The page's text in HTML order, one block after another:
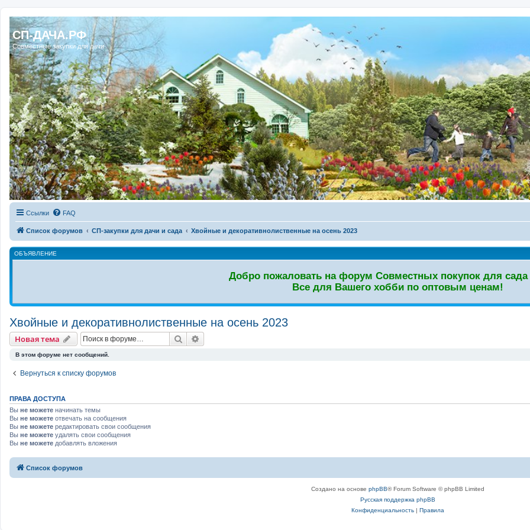
Регистрация
СП-ДАЧА.РФ
Совместные закупки для дачи
Ссылки FAQ
Список форумов СП-закупки для дачи и сада Хвойные и декоративнолиственные на осень 2023
ОБЪЯВЛЕНИЕ
Добро пожаловать на форум Совместных покупок для сада
Все для Вашего хобби по оптовым ценам!
Хвойные и декоративнолиственные на осень 2023
Новая тема
Новаятема Поиск
В этом форуме нет сообщений.
Вернуться к списку форумов
ПРАВА ДОСТУПА
Вы не можете начинать темы
Вы не можете отвечать на сообщения
Вы не можете редактировать свои сообщения
Вы не можете удалять свои сообщения
Вы не можете добавлять вложения
Список форумов
Связаться с
Создано на основе phpBB® Forum Software © phpBB Limited
Русская поддержка phpBB
Конфиденциальность| Правила